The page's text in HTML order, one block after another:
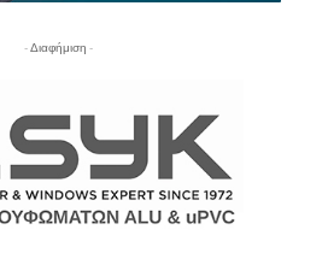
- Διαφήμιση -